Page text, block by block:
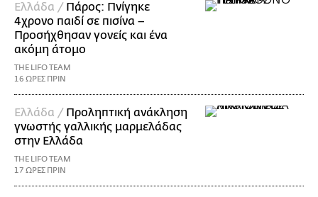
Ελλάδα / Πάρος: Πνίγηκε
4χρονο παιδί σε πισίνα –
Προσήχθησαν γονείς και ένα
ακόμη άτομο
THE LIFO TEAM
16 ΩΡΕΣ ΠΡΙΝ
Ελλάδα / Προληπτική ανάκληση
γνωστής γαλλικής μαρμελάδας
στην Ελλάδα
THE LIFO TEAM
17 ΩΡΕΣ ΠΡΙΝ